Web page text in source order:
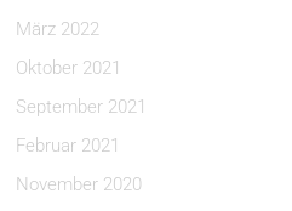
März 2022
Oktober 2021
September 2021
Februar 2021
November 2020